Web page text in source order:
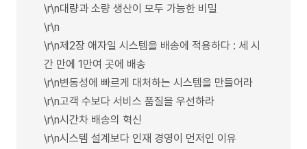
\r\n대량과 소량 생산이 모두 가능한 비밀
\r\n
\r\n제2장 애자일 시스템을 배송에 적용하다 : 세 시
간 만에 1만여 곳에 배송
\r\n변동성에 빠르게 대처하는 시스템을 만들어라
\r\n고객 수보다 서비스 품질을 우선하라
\r\n시간차 배송의 혁신
\r\n시스템 설계보다 인재 경영이 먼저인 이유